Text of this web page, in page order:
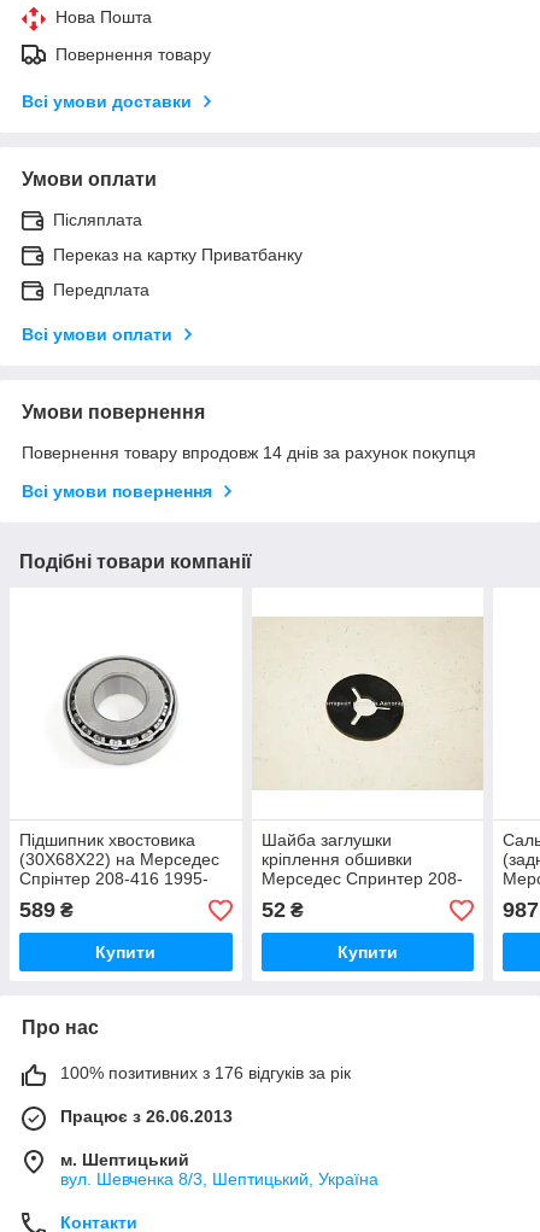
Нова Пошта
Повернення товару
Всі умови доставки
Умови оплати
Післяплата
Переказ на картку Приватбанку
Передплата
Всі умови оплати
Умови повернення
Повернення товару впродовж 14 днів за рахунок покупця
Всі умови повернення
Подібні товари компанії
Підшипник хвостовика
(30X68X22) на Мерседес
Спрінтер 208-416 1995-
2006 PFI M88043/10
589 ₴
Купити
Шайба заглушки
кріплення обшивки
Мерседес Спринтер 208-
416 1995-2006
MERCEDES (Оригінал)
0049901640
52₴
Купити
416
987
Про нас
100% позитивних з 176 відгуків за рік
Працює з 26.06.2013
м. Шептицький
вул. Шевченка 8/3, Шептицький, Україна
Контакти